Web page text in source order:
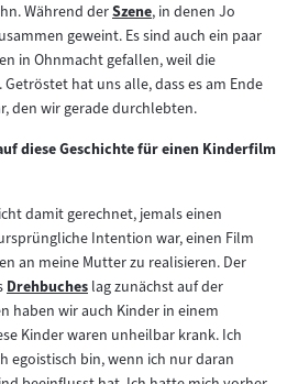
Während derZum
Inhalt:
Szene, in denen Jo
geweint. Es sind auch ein paar
in Ohnmacht gefallen, weil die
hat uns alle, dass es am Ende
den wir gerade durchlebten.
diese Geschichte für einen Kinderfilm
damit gerechnet, jemals einen
Intention war, einen Film
an meine Mutter zu realisieren. Der
Zum
Inhalt:
Drehbuches lag zunächst auf der
haben wir auch Kinder in einem
Kinder waren unheilbar krank. Ich
egoistisch bin, wenn ich nur daran